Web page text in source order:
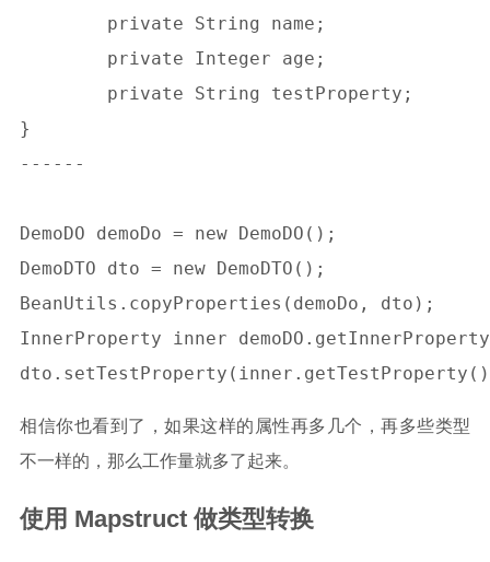
}
------
DemoDO demoDo = new DemoDO();
DemoDTO dto = new DemoDTO();
BeanUtils.copyProperties(demoDo, dto);
InnerProperty inner
相信你也看到了，如果这样的属性再多几个，再多些类型
不一样的，那么工作量就多了起来。
使用 Mapstruct 做类型转换